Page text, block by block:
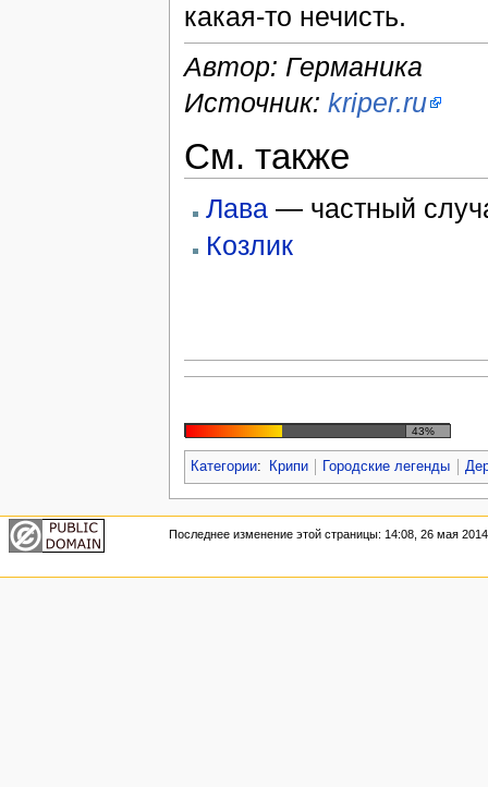
какая-то нечисть.
Автор: Германика
Источник: kriper.ru
См. также
Лава— частный
Козлик
43%
Категории: Крипи Городские легенды
Последнее изменение этой страницы: 14:08, 26 мая